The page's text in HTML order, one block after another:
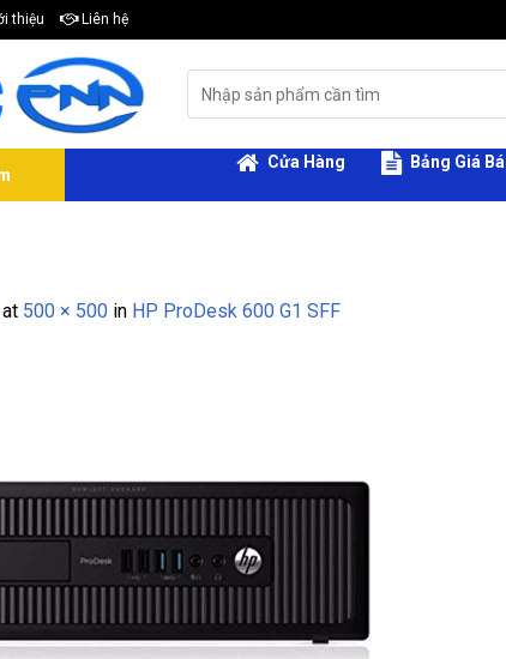
thiệu Liên hệ
for:
Cửa Hàng Bảng Giá
at 500 × 500 in HP ProDesk 600 G1 SFF